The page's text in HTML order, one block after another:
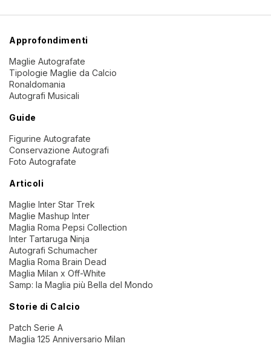
Approfondimenti
Maglie Autografate
Tipologie Maglie da Calcio
Ronaldomania
Autografi Musicali
Guide
Figurine Autografate
Conservazione Autografi
Foto Autografate
Articoli
Maglie Inter Star Trek
Maglie Mashup Inter
Maglia Roma Pepsi Collection
Inter Tartaruga Ninja
Autografi Schumacher
Maglia Roma Brain Dead
Maglia Milan x Off-White
Samp: la Maglia più Bella del Mondo
Storie di Calcio
Patch Serie A
Maglia 125 Anniversario Milan